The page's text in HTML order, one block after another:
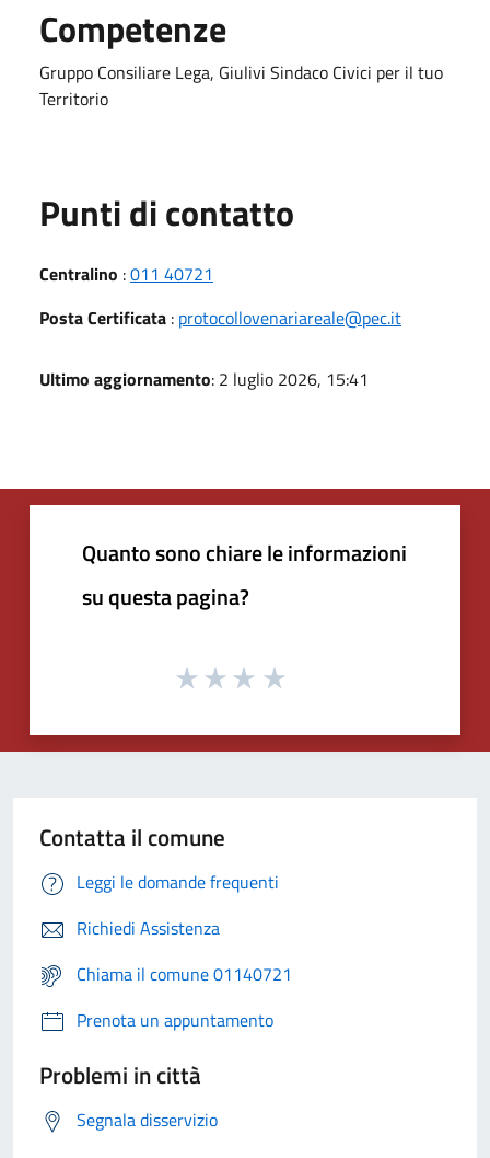
Competenze
Gruppo Consiliare Lega, Giulivi Sindaco Civici per il tuo
Territorio
Punti di contatto
Centralino :011 40721
Posta Certificata : protocollovenariareale@pec.it
Ultimo aggiornamento: 2 luglio 2026, 15:41
Quanto sono chiare le informazioni
su questa pagina?
Contatta il comune
Leggi le domande frequenti
Richiedi Assistenza
Chiama il comune 01140721
Prenota un appuntamento
Problemi in città
Segnala disservizio